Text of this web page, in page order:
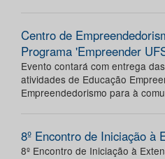
Centro de
Programa 'Empreender
Evento contará com entrega
atividades de Educação
Empreendedorismo para à
8º Encontro de Iniciação à
8º Encontro de Iniciação à